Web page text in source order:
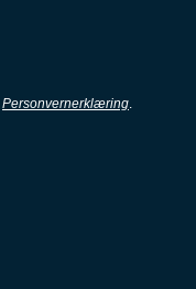
Personvernerklæring.